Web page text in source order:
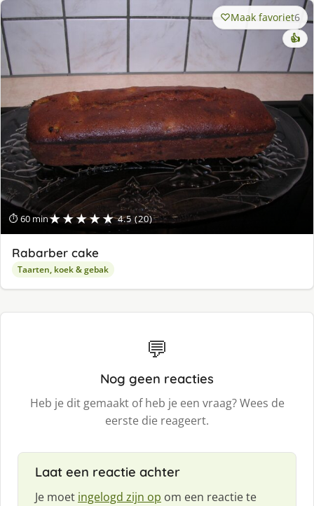
⏱ 60 min★★★★★ 4.5 (20)
Maak favoriet6
👍
Rabarber cake
Taarten, koek & gebak
💬
Nog geen reacties
Heb je dit gemaakt of heb je een vraag? Wees de
eerste die reageert.
Laat een reactie achter
Je moet ingelogd zijn op om een reactie te